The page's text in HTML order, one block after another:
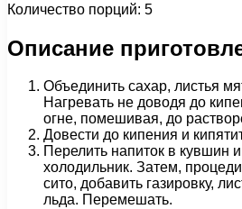
Количество порций: 5
Описание
Объединить сахар, листья
Нагревать не доводя до
огне, помешивая, до
Довести до кипения и
Перелить напиток в кувшин
холодильник. Затем,
сито, добавить газировку,
льда. Перемешать.